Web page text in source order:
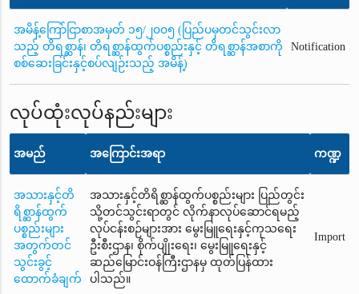
အမိန့်ကြော်ငြာစာအမှတ် ၁၅/၂၀၀၅ (ပြည်ပမှတင်သွင်းလာ
သည့် တိရစ္ဆာန်၊ တိရစ္ဆာန်ထွက်ပစ္စည်းနှင့် တိရစ္ဆာန်အစာကို
စစ်ဆေးခြင်းနှင့်စပ်လျဉ်းသည့် အမိန့်)
Notification
လုပ်ထုံးလုပ်နည်းများ
အမည် အကြောင်းအရာ ကဏ္ဍ
အသားနှင့်တိ
ရိစ္ဆာန်ထွက်
ပစ္စည်းများ
အတွက်တင်
သွင်းခွင့်
ထောက်ခံချက်
အသားနှင့်တိရိစ္ဆာန်ထွက်ပစ္စည်းများ ပြည်တွင်း
သို့တင်သွင်းရာတွင် လိုက်နာလုပ်ဆောင်ရမည့်
လုပ်ငန်းစဉ်များအား မွေးမြူရေးနှင့်ကုသရေး
ဦးစီးဌာန၊ စိုက်ပျိုးရေး၊ မွေးမြူရေးနှင့်
ဆည်မြောင်းဝန်ကြီးဌာနမှ ထုတ်ပြန်ထား
ပါသည်။
Import